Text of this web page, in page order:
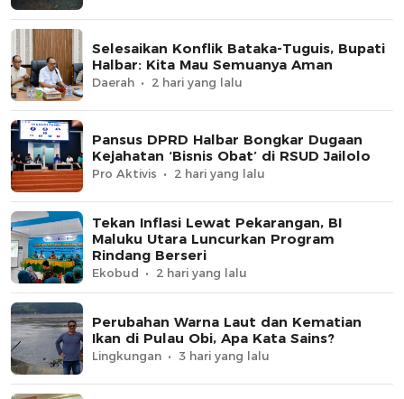
Selesaikan Konflik Bataka-Tuguis, Bupati
Halbar: Kita Mau Semuanya Aman
Daerah 2 hari yang lalu
Pansus DPRD Halbar Bongkar Dugaan
Kejahatan ‘Bisnis Obat’ di RSUD Jailolo
Pro Aktivis 2 hari yang lalu
Tekan Inflasi Lewat Pekarangan, BI
Maluku Utara Luncurkan Program
Rindang Berseri
Ekobud 2 hari yang lalu
Perubahan Warna Laut dan Kematian
Ikan di Pulau Obi, Apa Kata Sains?
Lingkungan 3 hari yang lalu